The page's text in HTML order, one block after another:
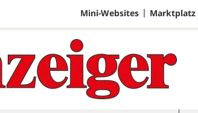
Mini-Websites Marktplatz